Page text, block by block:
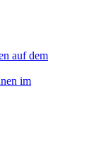
auf dem
im